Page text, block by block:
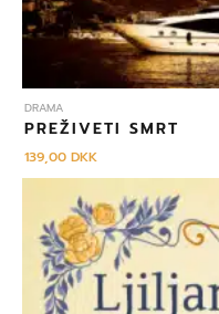
DRAMA
PREŽIVETI SMRT
139,00DKK